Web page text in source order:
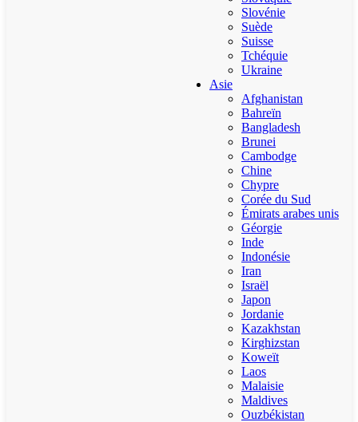
Slovénie
Suède
Suisse
Tchéquie
Ukraine
Asie
Afghanistan
Bahreïn
Bangladesh
Brunei
Cambodge
Chine
Chypre
Corée du Sud
Émirats arabes unis
Géorgie
Inde
Indonésie
Iran
Israël
Japon
Jordanie
Kazakhstan
Kirghizstan
Koweït
Laos
Malaisie
Maldives
Ouzbékistan